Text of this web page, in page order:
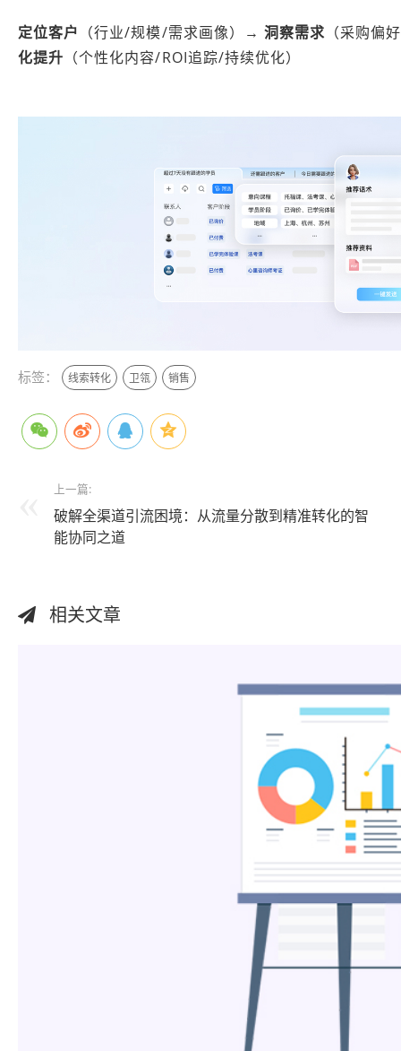
定位客户 （行业/规模/需求画像）→ 洞察需求 （采购
化提升 （个性化内容/ROI追踪/持续优化）
标签： 线索转化 卫瓴 销售
上一篇:
破解全渠道引流困境：从流量分散到精准转化的智
能协同之道
相关文章